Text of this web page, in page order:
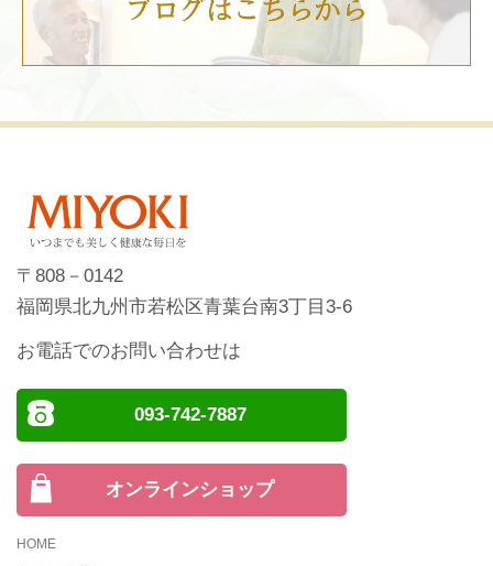
〒808－0142
福岡県北九州市若松区青葉台南3丁目3-6
お電話でのお問い合わせは
093-742-7887
オンラインショップ
HOME